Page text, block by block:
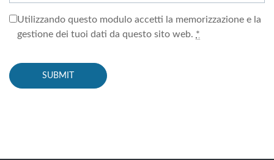
Utilizzando questo modulo accetti la memorizzazione e la
gestione dei tuoi dati da questo sito web. *